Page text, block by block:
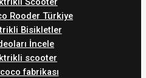
Rooder Türkiye
Bisikletler
İncele
scooter
fabrikası